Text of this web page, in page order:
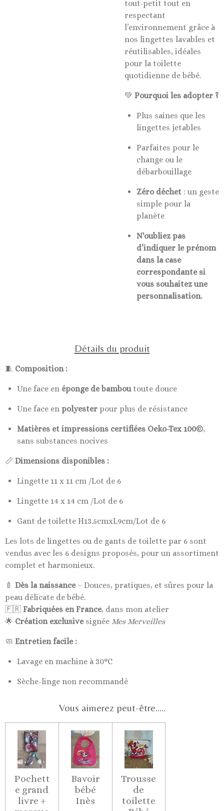
tout-petit tout en
respectant
l’environnement grâce à
nos lingettes lavables et
réutilisables, idéales
pour la toilette
quotidienne de bébé.
💚 Pourquoi les adopter ?
Plus saines que les
lingettes jetables
Parfaites pour le
change ou le
débarbouillage
Zéro déchet : un geste
simple pour la
planète
N'oubliez pas
d’indiquer le prénom
dans la case
correspondante si
vous souhaitez une
personnalisation.
Détails du produit
🧵 Composition :
Une face en éponge de bamboutoute douce
Une face en polyester pour plus de résistance
Matières et impressions certifiées Oeko-Tex 100©,
sans substances nocives
📏 Dimensions disponibles :
Lingette 11 x 11 cm /Lot de 6
Lingette 14 x 14 cm /Lot de 6
Gant de toilette H13.5cmxL9cm/Lot de 6
Les lots de lingettes ou de gants de toilette par 6 sont
vendus avec les 6 designs proposés, pour un assortiment
complet et harmonieux.
🍼 Dès la naissance– Douces, pratiques, et sûres pour la
peau délicate de bébé.
🇫🇷 Fabriquées en France, dans mon atelier
🌟 Création exclusivesignée Mes Merveilles
🧼 Entretien facile :
Lavage en machine à 30°C
Sèche-linge non recommandé
Vous aimerez peut-être.....
Pochett
e grand
livre +
Bavoir
bébé
Inès
Trousse
de
toilette